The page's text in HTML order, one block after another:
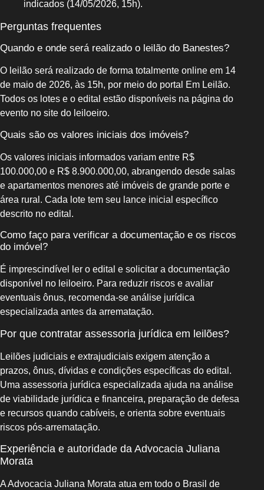
indicados (14/05/2026, 15h).
Perguntas frequentes
Quando e onde será realizado o leilão do Banestes?
O leilão será realizado de forma totalmente online em 14
de maio de 2026, às 15h, por meio do portal Em Leilão.
Todos os lotes e o edital estão disponíveis na página do
evento no site do leiloeiro.
Quais são os valores iniciais dos imóveis?
Os valores iniciais informados variam entre R$
100.000,00 e R$ 8.900.000,00, abrangendo desde salas
e apartamentos menores até imóveis de grande porte e
área rural. Cada lote tem seu lance inicial específico
descrito no edital.
Como faço para verificar a documentação e os riscos
do imóvel?
É imprescindível ler o edital e solicitar a documentação
disponível no leiloeiro. Para reduzir riscos e avaliar
eventuais ônus, recomenda-se análise jurídica
especializada antes da arrematação.
Por que contratar assessoria jurídica em leilões?
Leilões judiciais e extrajudiciais exigem atenção a
prazos, ônus, dívidas e condições específicas do edital.
Uma assessoria jurídica especializada ajuda na análise
de viabilidade jurídica e financeira, preparação de defesa
e recursos quando cabíveis, e orienta sobre eventuais
riscos pós-arrematação.
Experiência e autoridade da Advocacia Juliana
Morata
A Advocacia Juliana Morata atua em todo o Brasil de